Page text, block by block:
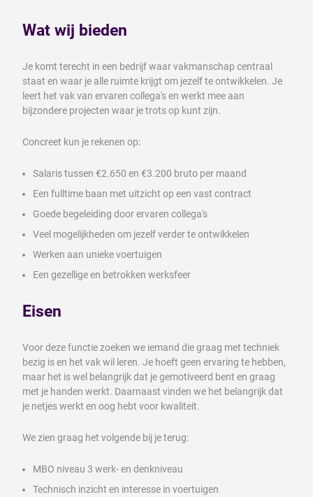
Wat wij bieden
Je komt terecht in een bedrijf waar vakmanschap centraal
staat en waar je alle ruimte krijgt om jezelf te ontwikkelen. Je
leert het vak van ervaren collega's en werkt mee aan
bijzondere projecten waar je trots op kunt zijn.
Concreet kun je rekenen op:
Salaris tussen €2.650 en €3.200 bruto per maand
Een fulltime baan met uitzicht op een vast contract
Goede begeleiding door ervaren collega's
Veel mogelijkheden om jezelf verder te ontwikkelen
Werken aan unieke voertuigen
Een gezellige en betrokken werksfeer
Eisen
Voor deze functie zoeken we iemand die graag met techniek
bezig is en het vak wil leren. Je hoeft geen ervaring te hebben,
maar het is wel belangrijk dat je gemotiveerd bent en graag
met je handen werkt. Daarnaast vinden we het belangrijk dat
je netjes werkt en oog hebt voor kwaliteit.
We zien graag het volgende bij je terug:
MBO niveau 3 werk- en denkniveau
Technisch inzicht en interesse in voertuigen